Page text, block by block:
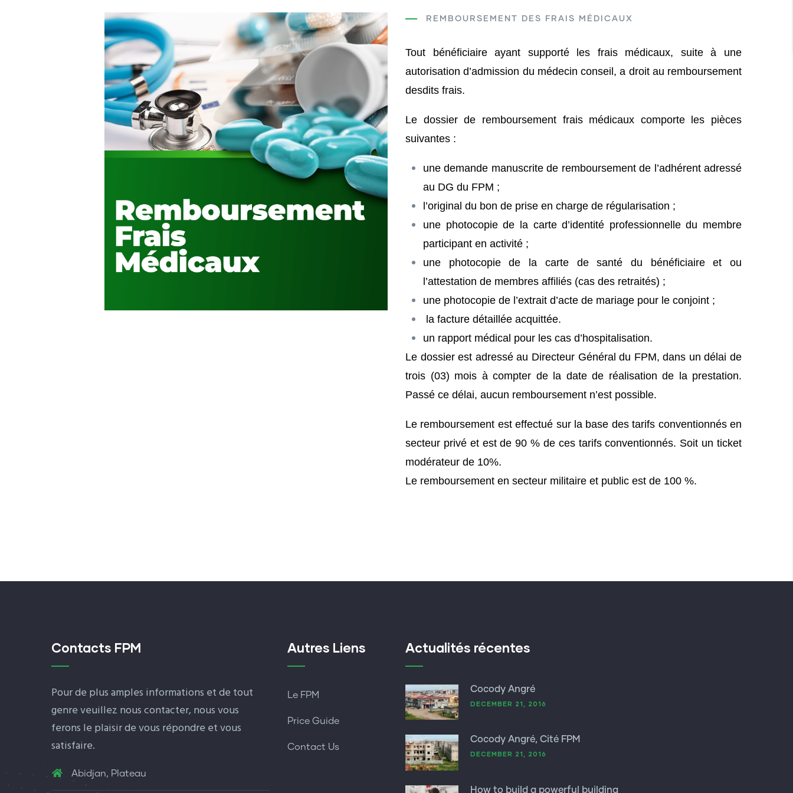
REMBOURSEMENT DES FRAIS MÉDICAUX
Tout bénéficiaire ayant supporté les frais médicaux, suite à une
autorisation d’admission du médecin conseil, a droit au remboursement
desdits frais.
Le dossier de remboursement frais médicaux comporte les pièces
suivantes :
une demande manuscrite de remboursement de l’adhérent adressé
au DG du FPM ;
l’original du bon de prise en charge de régularisation ;
une photocopie de la carte d’identité professionnelle du membre
participant en activité ;
une photocopie de la carte de santé du bénéficiaire et ou
l’attestation de membres affiliés (cas des retraités) ;
une photocopie de l’extrait d’acte de mariage pour le conjoint ;
la facture détaillée acquittée.
un rapport médical pour les cas d’hospitalisation.
Le dossier est adressé au Directeur Général du FPM, dans un délai de
trois (03) mois à compter de la date de réalisation de la prestation.
Passé ce délai, aucun remboursement n’est possible.
Le remboursement est effectué sur la base des tarifs conventionnés en
secteur privé et est de 90 % de ces tarifs conventionnés. Soit un ticket
modérateur de 10%.
Le remboursement en secteur militaire et public est de 100 %.
Contacts FPM
Pour de plus amples informations et de tout
genre veuillez nous contacter, nous vous
ferons le plaisir de vous répondre et vous
satisfaire.
Abidjan, Plateau
Autres Liens
Le FPM
Price Guide
Contact Us
Actualités récentes
Cocody Angré
DECEMBER 21, 2016
Cocody Angré, Cité FPM
DECEMBER 21, 2016
How to build a powerful building